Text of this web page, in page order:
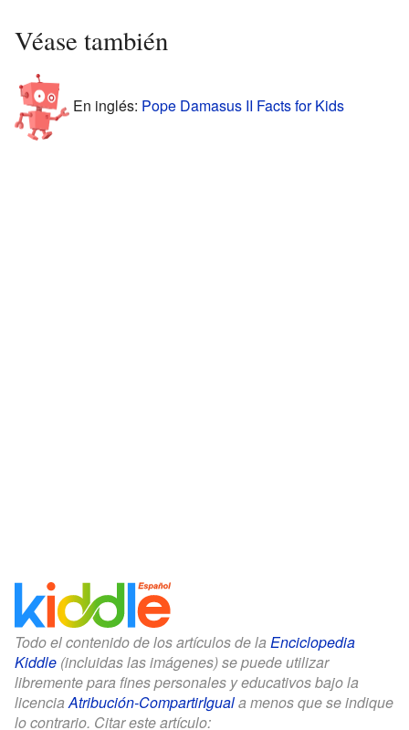
Véase también
En inglés: Pope Damasus II Facts for Kids
Todo el contenido de los artículos de la Enciclopedia
Kiddle (incluidas las imágenes) se puede utilizar
libremente para fines personales y educativos bajo la
licenciaAtribución-CompartirIguala menos que se indique
lo contrario. Citar este artículo: